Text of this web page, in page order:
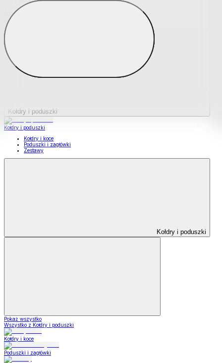
Podkładki na materace
Materace nawierzchniowe
Kołdry i poduszki
Kołdry i poduszki
Kołdry i koce
Poduszki i zagłówki
Zestawy
Kołdry i poduszki
Pokaż wszystko
Wszystko z Kołdry i poduszki
Kołdry i koce
Poduszki i zagłówki